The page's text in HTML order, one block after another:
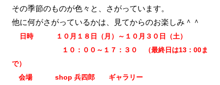
その季節のものが色々と、さがっています。
他に何がさがっているかは、見てからのお楽しみ＾＾
日時 １０月１８日（月）～１０月３０日（土）
１０：００～１７：３０ （最終日は13：00ま
で）
会場 shop 兵四郎 ギャラリー